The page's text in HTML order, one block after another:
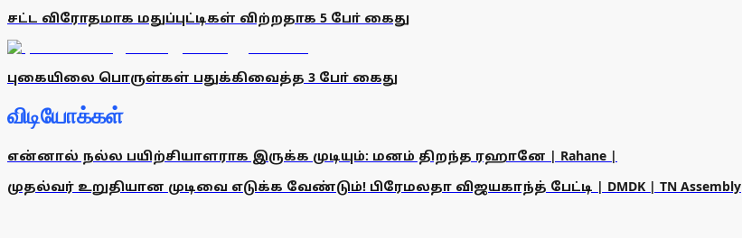
சட்ட விரோதமாக மதுப்புட்டிகள் விற்றதாக 5 போ் கைது
புகையிலை பொருள்கள் பதுக்கிவைத்த 3 போ் கைது
விடியோக்கள்
என்னால் நல்ல பயிற்சியாளராக இருக்க முடியும்: மனம் திறந்த ரஹானே | Rahane |
முதல்வர் உறுதியான முடிவை எடுக்க வேண்டும்! பிரேமலதா விஜயகாந்த் பேட்டி | DMDK | TN Assembly